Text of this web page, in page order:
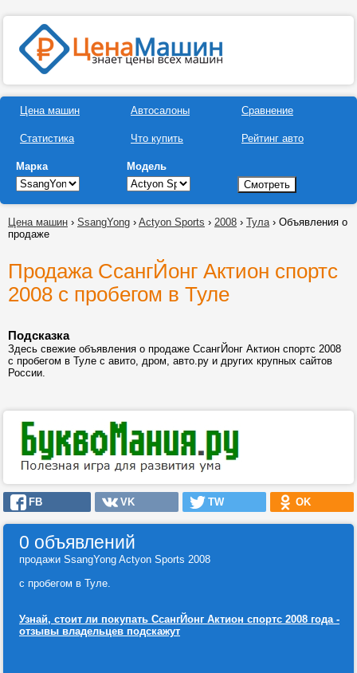
Цена машин
Статистика
Автосалоны
Что купить
Сравнение
Рейтинг авто
Марка Модель
Цена машин › SsangYong › Actyon Sports › 2008 › Тула› Объявления о
продаже
Продажа СсангЙонг Актион спортс
2008 с пробегом в Туле
Подсказка
Здесь свежие объявления о продаже СсангЙонг Актион спортс 2008
с пробегом в Туле с авито, дром, авто.ру и других крупных сайтов
России.
FB VK TW OK
0 объявлений
продажи SsangYong Actyon Sports 2008
с пробегом в Туле.
Узнай, стоит ли покупать СсангЙонг Актион спортс 2008 года -
отзывы владельцев подскажут